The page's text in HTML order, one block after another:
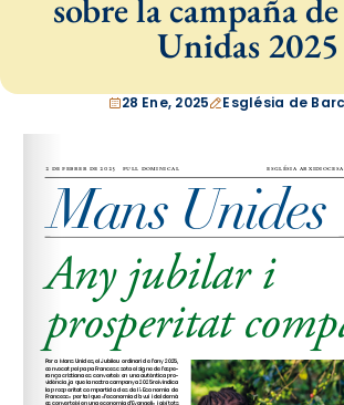
sobre la campaña
Unidas 2025
28 Ene, 2025 Església de